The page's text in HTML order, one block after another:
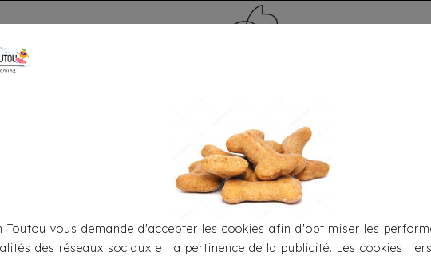
MÉDAILLE - PET ID TAG TOILETTAGE
Toutou vous demande d'accepter les cookies afin d'optimiser les
des réseaux sociaux et la pertinence de la publicité. Les cookies